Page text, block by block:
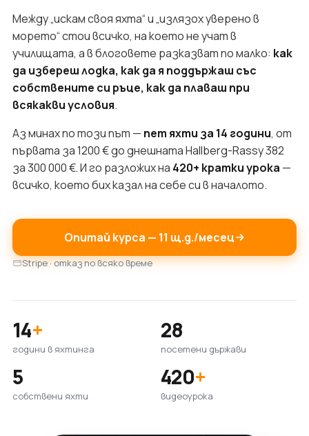
Между „искам своя яхта“ и „излязох уверено в
морето“ стои всичко, на което не учат в
училищата, а в блоговете разказват по малко: как
да избереш лодка, как да я поддържаш със
собствените си ръце, как да плаваш при
всякакви условия.
Аз минах по този път — пет яхти за 14 години, от
първата за 1200 € до днешната Hallberg-Rassy 382
за 300 000 €. И го разложих на 420+ кратки урока —
всичко, което бих казал на себе си в началото.
Опитай курса — 11 щ.д./месец
Stripe · отказ по всяко време
14+
години в яхтинга
28
посетени държави
5
собствени яхти
420+
видеоурока